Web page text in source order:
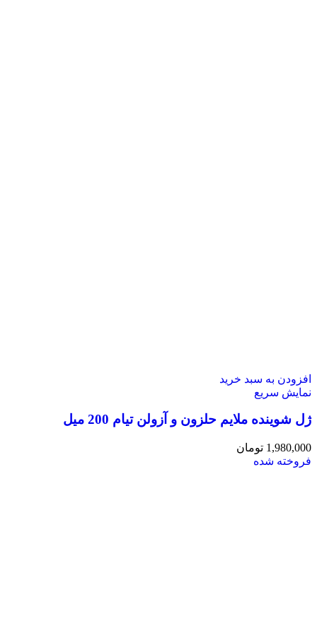
افزودن به سبد خرید
نمایش سریع
ژل شوینده ملایم حلزون و آزولن تیام 200 میل
1,980,000 تومان
فروخته شده